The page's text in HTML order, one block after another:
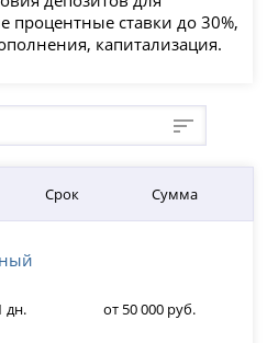
процентные ставки до 30%,
капитализация.
Срок Сумма
дн. от 50 000 руб.